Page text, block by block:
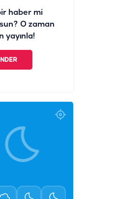
haber mi
O zaman
yayınla!